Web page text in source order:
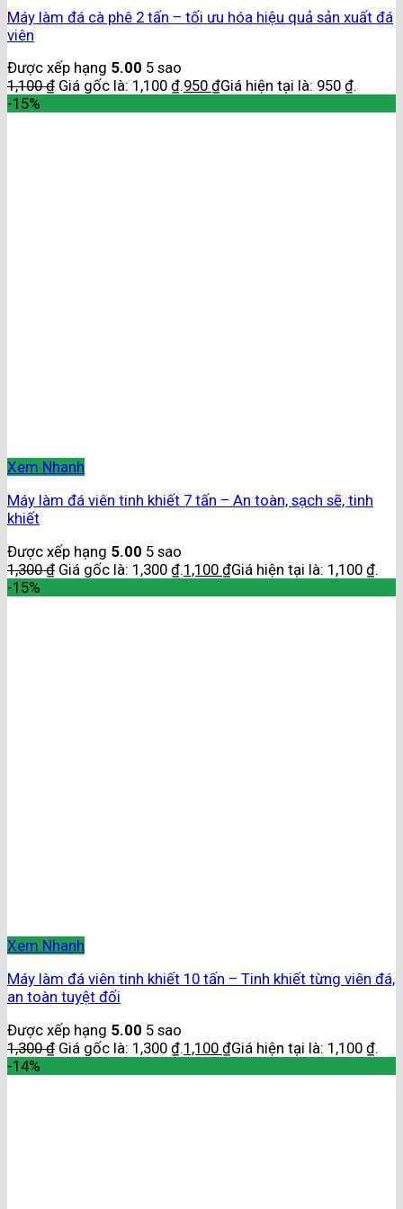
Máy làm đá cà phê 2 tấn – tối ưu hóa hiệu quả sản xuất đá
viên
Được xếp hạng 5.00 5 sao
1,100₫ Giá gốc là: 1,100 ₫.950 ₫Giá hiện tại là: 950 ₫.
-15%
Xem Nhanh
Máy làm đá viên tinh khiết 7 tấn – An toàn, sạch sẽ, tinh
khiết
Được xếp hạng 5.00 5 sao
1,300₫ Giá gốc là: 1,300 ₫.1,100 ₫Giá hiện tại là: 1,100 ₫.
-15%
Xem Nhanh
Máy làm đá viên tinh khiết 10 tấn – Tinh khiết từng viên đá,
an toàn tuyệt đối
Được xếp hạng 5.00 5 sao
1,300₫ Giá gốc là: 1,300 ₫.1,100 ₫Giá hiện tại là: 1,100 ₫.
-14%